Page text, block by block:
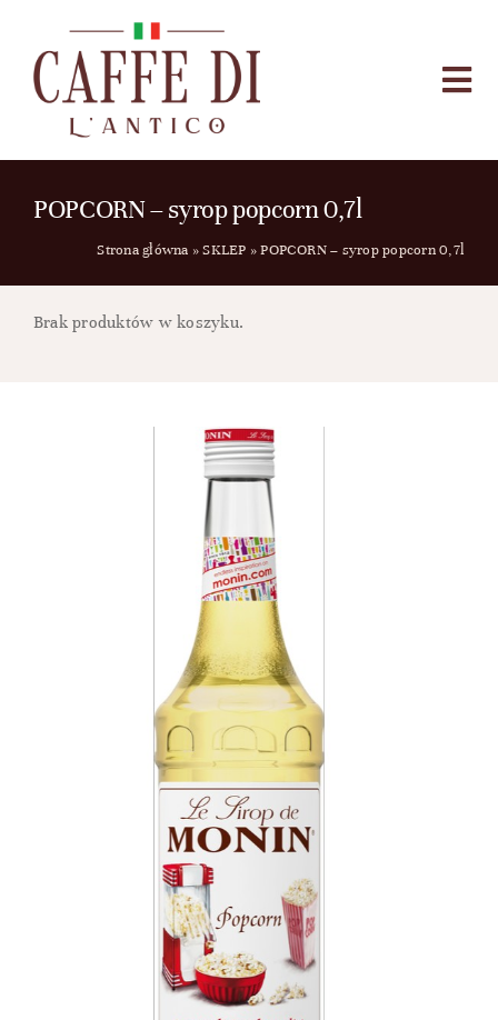
zawartości
HOME
O NAS
KOSZYK
POPCORN – syrop popcorn 0,7l
Strona główna »SKLEP »POPCORN – syrop popcorn 0,7l
Brak produktów w koszyku.